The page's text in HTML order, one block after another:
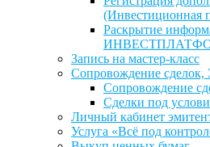
(Инвестиционная
Раскрытие
Запись на мастер-класс
Сопровождение сделок,
Сопровождение
Сделки под
Личный кабинет
Услуга «Всё под